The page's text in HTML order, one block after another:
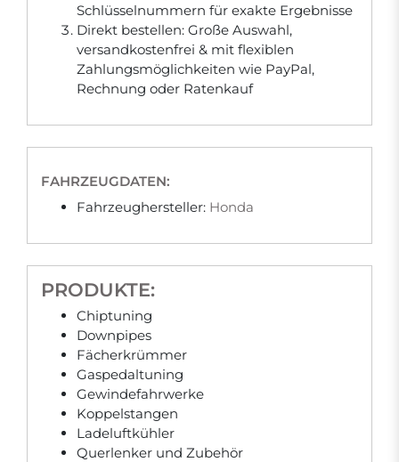
Schlüsselnummern für exakte Ergebnisse
Direkt bestellen: Große Auswahl,
versandkostenfrei & mit flexiblen
Zahlungsmöglichkeiten wie PayPal,
Rechnung oder Ratenkauf
FAHRZEUGDATEN:
Fahrzeughersteller: Honda
PRODUKTE:
Chiptuning
Downpipes
Fächerkrümmer
Gaspedaltuning
Gewindefahrwerke
Koppelstangen
Ladeluftkühler
Querlenker und Zubehör